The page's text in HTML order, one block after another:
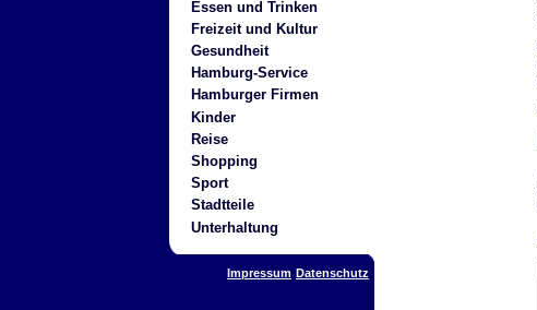
Essen und Trinken
Freizeit und Kultur
Gesundheit
Hamburg-Service
Hamburger Firmen
Kinder
Reise
Shopping
Sport
Stadtteile
Unterhaltung
Impressum Datenschutz